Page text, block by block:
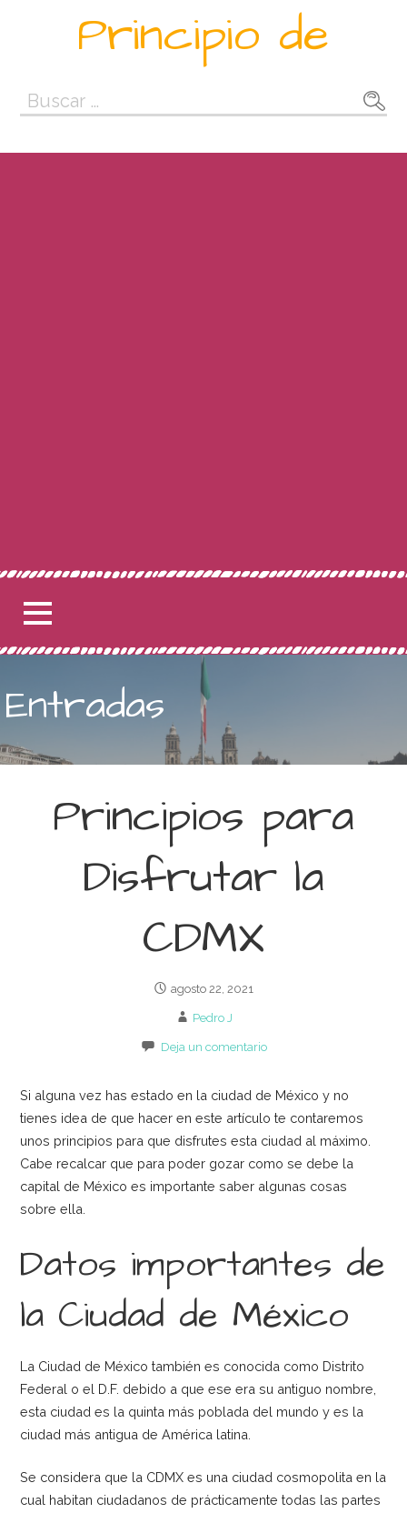
Principio de
Buscar:
Entradas
Principios para
Disfrutar la
CDMX
agosto 22, 2021
Pedro J
Deja un comentario
Si alguna vez has estado en la ciudad de México y no
tienes idea de que hacer en este artículo te contaremos
unos principios para que disfrutes esta ciudad al máximo.
Cabe recalcar que para poder gozar como se debe la
capital de México es importante saber algunas cosas
sobre ella.
Datos importantes de
la Ciudad de México
La Ciudad de México también es conocida como Distrito
Federal o el D.F. debido a que ese era su antiguo nombre,
esta ciudad es la quinta más poblada del mundo y es la
ciudad más antigua de América latina.
Se considera que la CDMX es una ciudad cosmopolita en la
cual habitan ciudadanos de prácticamente todas las partes